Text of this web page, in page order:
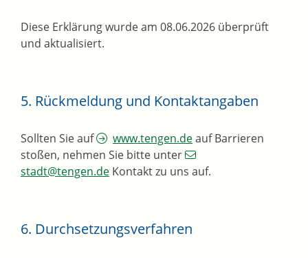
Diese Erklärung wurde am 08.06.2026 überprüft
und aktualisiert.
5. Rückmeldung und Kontaktangaben
Sollten Sie auf www.tengen.deauf Barrieren
stoßen, nehmen Sie bitte unter
stadt@tengen.de Kontakt zu uns auf.
6. Durchsetzungsverfahren